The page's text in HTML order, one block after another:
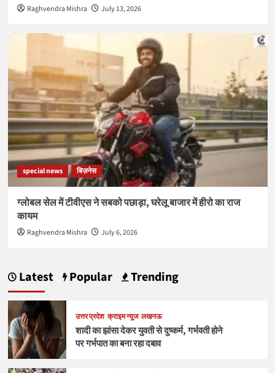
Raghvendra Mishra July 13, 2026
special news बिज़नेस
ग्लोबल सेल में टीवीएस ने सबको पछाड़ा, घरेलू बाजार में हीरो का राज
कायम
Raghvendra Mishra July 6, 2026
Latest Popular Trending
उत्तर प्रदेश क्राइम न्यूज लखनऊ
शादी का झांसा देकर युवती से दुष्कर्म, गर्भवती होने
पर गर्भपात का बना रहा दबाव